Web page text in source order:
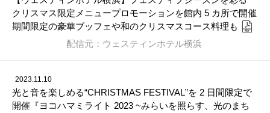
クリスマス限定メニュープロモーションを館内 5 カ所で開催
期間限定の豪華ブッフェや和のクリスマスコース料理も
配信元：ウェスティンホテル横浜
2023.11.10
光と音を楽しめる“CHRISTMAS FESTIVAL”を 2 日間限定で
開催『ヨコハマミライト 2023 ~みらいを照らす、光のまち